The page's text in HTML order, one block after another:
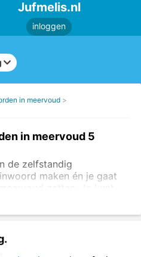
Jufmelis.nl
inloggen
in meervoud
in meervoud 5
de zelfstandig
maken én je gaat
(ook een